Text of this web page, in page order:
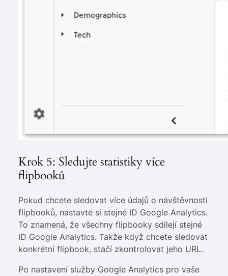
Krok 5: Sledujte statistiky více
flipbooků
Pokud chcete sledovat více údajů o návštěvnosti
flipbooků, nastavte si stejné ID Google Analytics.
To znamená, že všechny flipbooky sdílejí stejné
ID Google Analytics. Takže když chcete sledovat
konkrétní flipbook, stačí zkontrolovat jeho URL.
Po nastavení služby Google Analytics pro vaše